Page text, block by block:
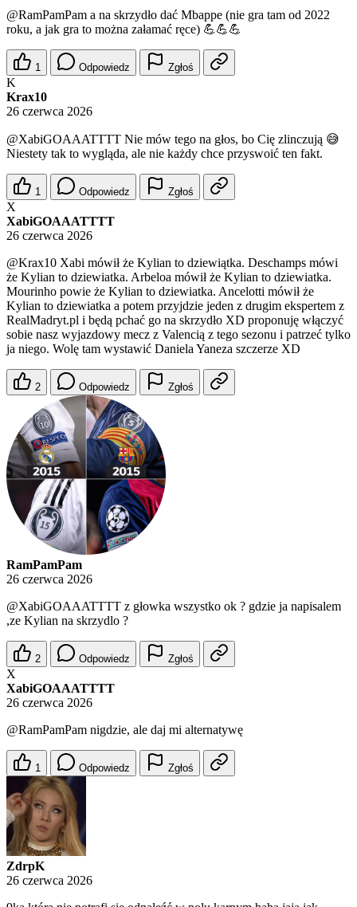
@RamPamPam a na skrzydło dać Mbappe (nie gra tam od 2022
roku, a jak gra to można załamać ręce) 💪💪💪
1 Odpowiedz Zgłoś
K
Krax10
26 czerwca 2026
@XabiGOAAATTTT Nie mów tego na głos, bo Cię zlinczują 😅
Niestety tak to wygląda, ale nie każdy chce przyswoić ten fakt.
1 Odpowiedz Zgłoś
X
XabiGOAAATTTT
26 czerwca 2026
@Krax10 Xabi mówił że Kylian to dziewiątka. Deschamps mówi
że Kylian to dziewiatka. Arbeloa mówił że Kylian to dziewiatka.
Mourinho powie że Kylian to dziewiatka. Ancelotti mówił że
Kylian to dziewiatka a potem przyjdzie jeden z drugim ekspertem z
RealMadryt.pl i będą pchać go na skrzydło XD proponuję włączyć
sobie nasz wyjazdowy mecz z Valencią z tego sezonu i patrzeć tylko
ja niego. Wolę tam wystawić Daniela Yaneza szczerze XD
2 Odpowiedz Zgłoś
RamPamPam
26 czerwca 2026
@XabiGOAAATTTT z głowka wszystko ok ? gdzie ja napisalem
,ze Kylian na skrzydlo ?
2 Odpowiedz Zgłoś
X
XabiGOAAATTTT
26 czerwca 2026
@RamPamPam nigdzie, ale daj mi alternatywę
1 Odpowiedz Zgłoś
ZdrpK
26 czerwca 2026